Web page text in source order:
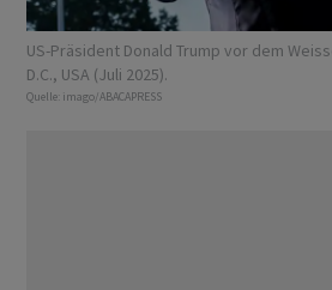
US-Präsident Donald Trump vor dem
D.C., USA (Juli 2025).
Quelle: imago/ABACAPRESS